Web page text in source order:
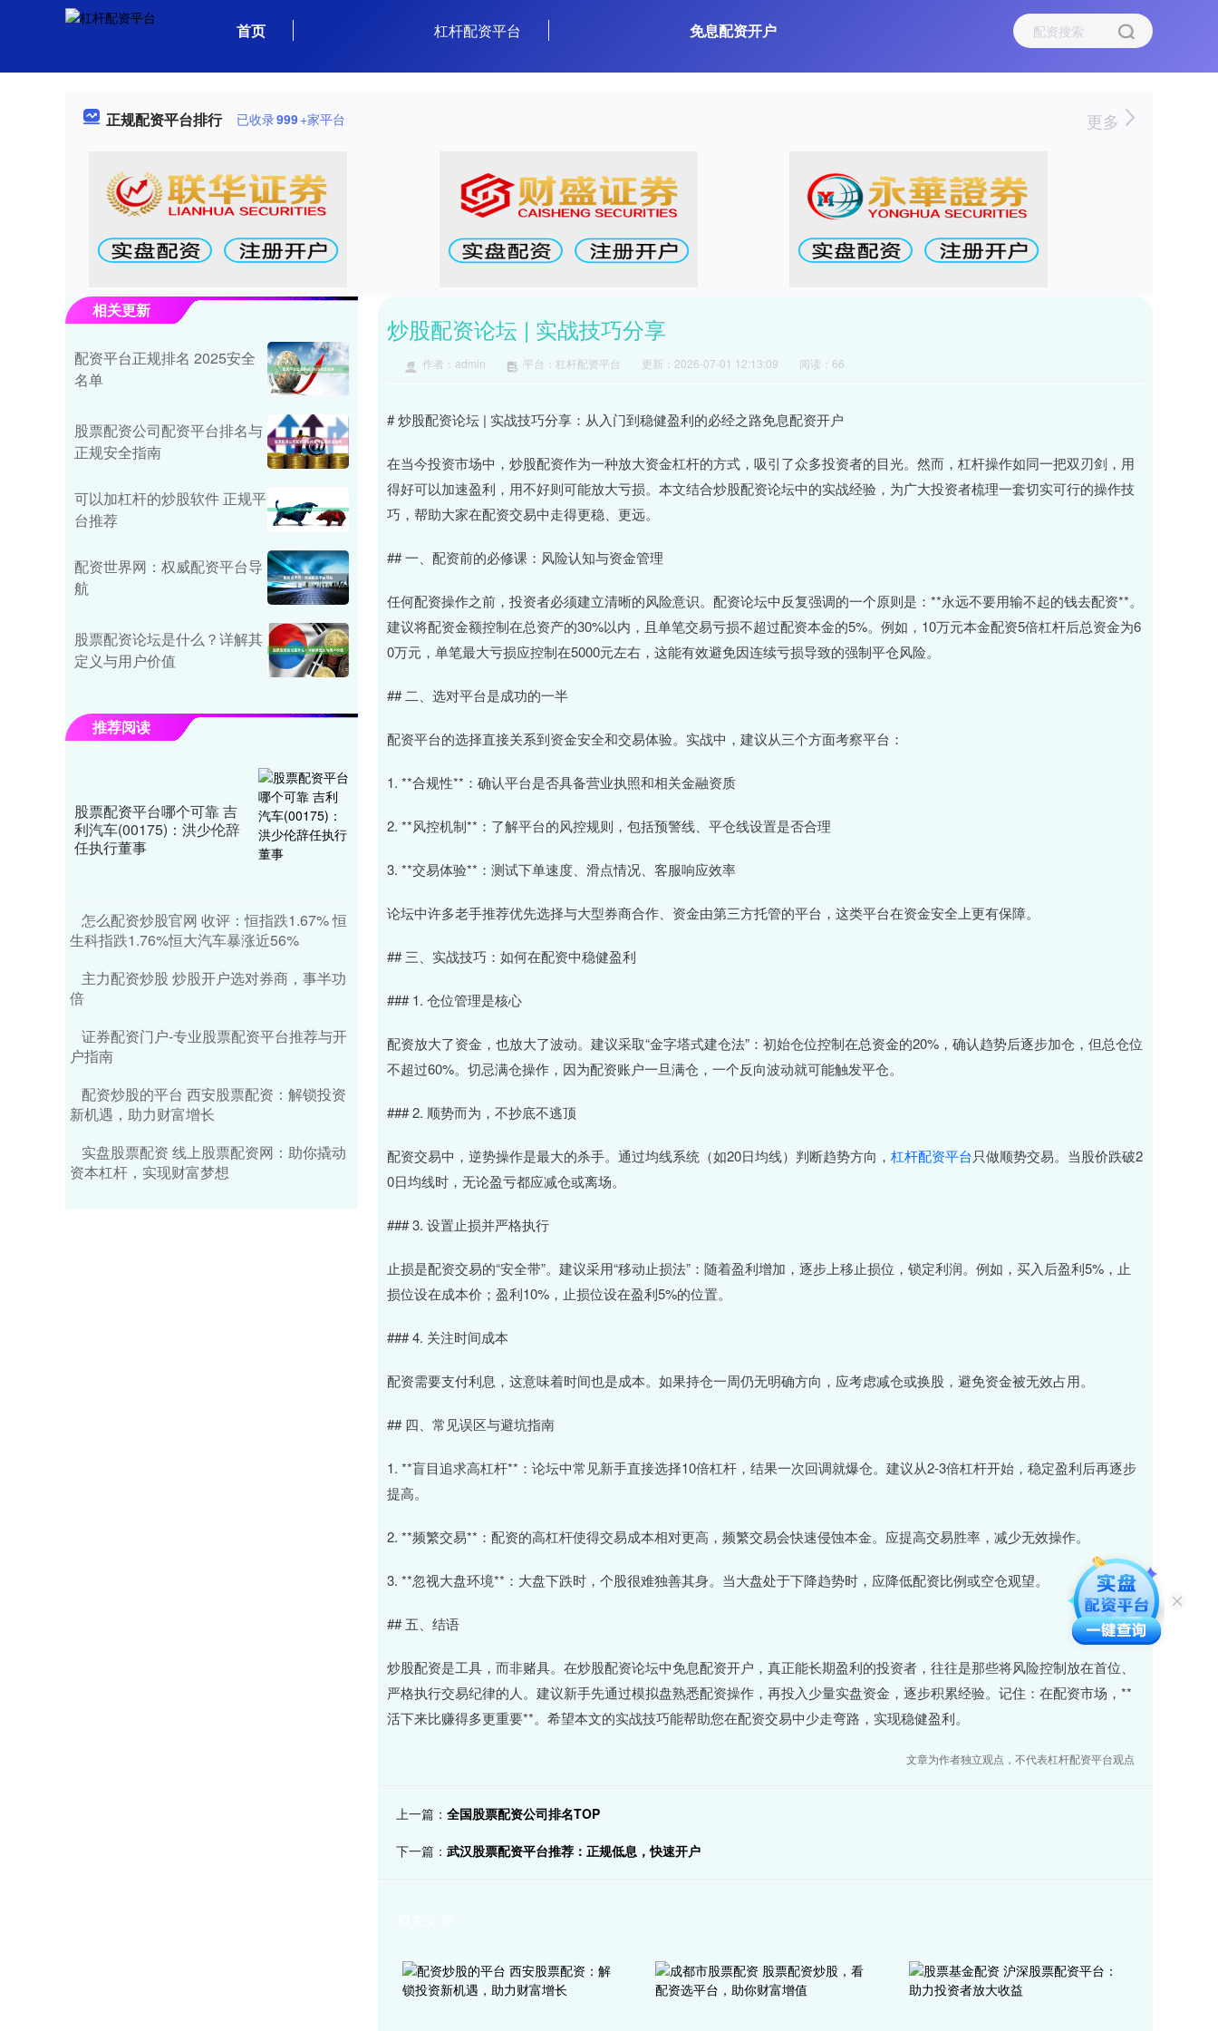
首页 杠杆配资平台 免息配资开户
正规配资平台排行 已收录999+家平台 更多
炒股配资论坛 | 实战技巧分享
作者：admin 平台：杠杆配资平台 更新：2026-07-01 12:13:09 阅读：66
# 炒股配资论坛 | 实战技巧分享：从入门到稳健盈利的必经之路免息配资开户
在当今投资市场中，炒股配资作为一种放大资金杠杆的方式，吸引了众多投资者的目光。然而，杠杆操作如同一把双刃剑，用
得好可以加速盈利，用不好则可能放大亏损。本文结合炒股配资论坛中的实战经验，为广大投资者梳理一套切实可行的操作技
巧，帮助大家在配资交易中走得更稳、更远。
## 一、配资前的必修课：风险认知与资金管理
任何配资操作之前，投资者必须建立清晰的风险意识。配资论坛中反复强调的一个原则是：**永远不要用输不起的钱去配资**。
建议将配资金额控制在总资产的30%以内，且单笔交易亏损不超过配资本金的5%。例如，10万元本金配资5倍杠杆后总资金为6
0万元，单笔最大亏损应控制在5000元左右，这能有效避免因连续亏损导致的强制平仓风险。
## 二、选对平台是成功的一半
配资平台的选择直接关系到资金安全和交易体验。实战中，建议从三个方面考察平台：
1. **合规性**：确认平台是否具备营业执照和相关金融资质
2. **风控机制**：了解平台的风控规则，包括预警线、平仓线设置是否合理
3. **交易体验**：测试下单速度、滑点情况、客服响应效率
论坛中许多老手推荐优先选择与大型券商合作、资金由第三方托管的平台，这类平台在资金安全上更有保障。
## 三、实战技巧：如何在配资中稳健盈利
### 1. 仓位管理是核心
配资放大了资金，也放大了波动。建议采取“金字塔式建仓法”：初始仓位控制在总资金的20%，确认趋势后逐步加仓，但总仓位
不超过60%。切忌满仓操作，因为配资账户一旦满仓，一个反向波动就可能触发平仓。
### 2. 顺势而为，不抄底不逃顶
配资交易中，逆势操作是最大的杀手。通过均线系统（如20日均线）判断趋势方向， 杠杆配资平台只做顺势交易。当股价跌破2
0日均线时，无论盈亏都应减仓或离场。
### 3. 设置止损并严格执行
止损是配资交易的“安全带”。建议采用“移动止损法”：随着盈利增加，逐步上移止损位，锁定利润。例如，买入后盈利5%，止
损位设在成本价；盈利10%，止损位设在盈利5%的位置。
### 4. 关注时间成本
配资需要支付利息，这意味着时间也是成本。如果持仓一周仍无明确方向，应考虑减仓或换股，避免资金被无效占用。
## 四、常见误区与避坑指南
1. **盲目追求高杠杆**：论坛中常见新手直接选择10倍杠杆，结果一次回调就爆仓。建议从2-3倍杠杆开始，稳定盈利后再逐步
提高。
2. **频繁交易**：配资的高杠杆使得交易成本相对更高，频繁交易会快速侵蚀本金。应提高交易胜率，减少无效操作。
3. **忽视大盘环境**：大盘下跌时，个股很难独善其身。当大盘处于下降趋势时，应降低配资比例或空仓观望。
## 五、结语
炒股配资是工具，而非赌具。在炒股配资论坛中免息配资开户，真正能长期盈利的投资者，往往是那些将风险控制放在首位、
严格执行交易纪律的人。建议新手先通过模拟盘熟悉配资操作，再投入少量实盘资金，逐步积累经验。记住：在配资市场，**
活下来比赚得多更重要**。希望本文的实战技巧能帮助您在配资交易中少走弯路，实现稳健盈利。
文章为作者独立观点，不代表杠杆配资平台观点
上一篇： 全国股票配资公司排名TOP
下一篇： 武汉股票配资平台推荐：正规低息，快速开户
相关更新
配资平台正规排名 2025安全
名单
股票配资公司配资平台排名与
正规安全指南
可以加杠杆的炒股软件 正规平
台推荐
配资世界网：权威配资平台导
航
股票配资论坛是什么？详解其
定义与用户价值
推荐阅读
股票配资平台哪个可靠 吉
利汽车(00175)：洪少伦辞
任执行董事
怎么配资炒股官网 收评：恒指跌1.67% 恒
生科指跌1.76%恒大汽车暴涨近56%
主力配资炒股 炒股开户选对券商，事半功
倍
证券配资门户-专业股票配资平台推荐与开
户指南
配资炒股的平台 西安股票配资：解锁投资
新机遇，助力财富增长
实盘股票配资 线上股票配资网：助你撬动
资本杠杆，实现财富梦想